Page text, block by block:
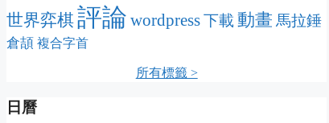
世界弈棋評論 wordpress下載 動畫 馬拉錘
倉頡 複合字首
所有標籤 >
日曆